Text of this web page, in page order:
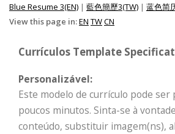
Blue Resume 3(EN) | 藍色簡歷3(TW) | 蓝色简
View this page in:EN TWCN
Currículos Template
Personalizável:
Este modelo de currículo pode ser
poucos minutos. Sinta-se à
conteúdo, substituir imagem(ns),